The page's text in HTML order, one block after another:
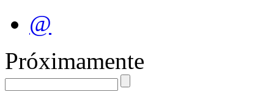
@
Próximamente